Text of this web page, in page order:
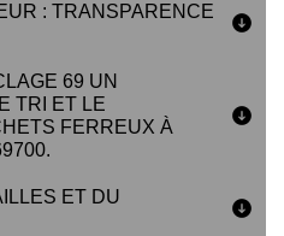
: TRANSPARENCE
69 UN
TRI ET LE
FERREUX À
ET DU